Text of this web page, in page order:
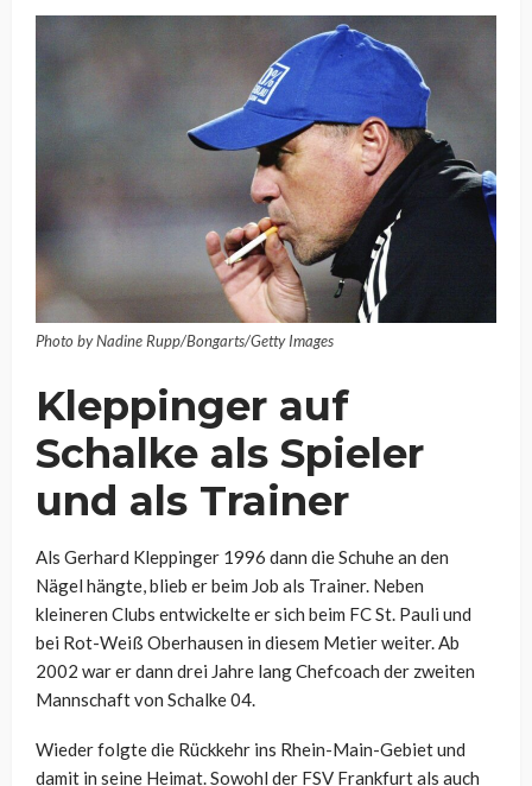
Photo by Nadine Rupp/Bongarts/Getty Images
Kleppinger auf
Schalke als Spieler
und als Trainer
Als Gerhard Kleppinger 1996 dann die Schuhe an den
Nägel hängte, blieb er beim Job als Trainer. Neben
kleineren Clubs entwickelte er sich beim FC St. Pauli und
bei Rot-Weiß Oberhausen in diesem Metier weiter. Ab
2002 war er dann drei Jahre lang Chefcoach der zweiten
Mannschaft von Schalke 04.
Wieder folgte die Rückkehr ins Rhein-Main-Gebiet und
damit in seine Heimat. Sowohl der FSV Frankfurt als auch